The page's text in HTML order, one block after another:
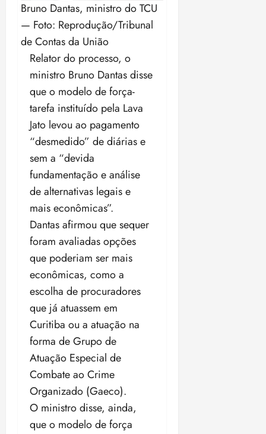
Bruno Dantas, ministro do TCU
— Foto: Reprodução/Tribunal
de Contas da União
Relator do processo, o
ministro Bruno Dantas disse
que o modelo de força-
tarefa instituído pela Lava
Jato levou ao pagamento
“desmedido” de diárias e
sem a “devida
fundamentação e análise
de alternativas legais e
mais econômicas”.
Dantas afirmou que sequer
foram avaliadas opções
que poderiam ser mais
econômicas, como a
escolha de procuradores
que já atuassem em
Curitiba ou a atuação na
forma de Grupo de
Atuação Especial de
Combate ao Crime
Organizado (Gaeco).
O ministro disse, ainda,
que o modelo de força